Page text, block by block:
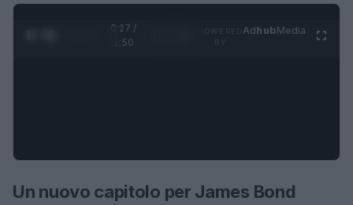
0:28 /
1:50
AdhubMedia
Un nuovo capitolo per James Bond